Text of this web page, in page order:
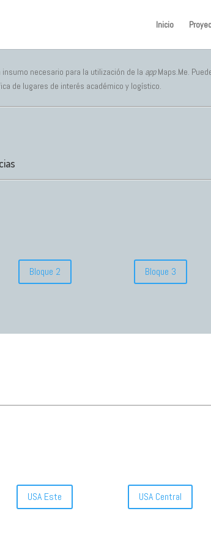
Inicio
necesario para la utilización de la appMaps.Me.
de lugares de interés académico y logístico.
Bloque 2 Bloque 3
USA Este USA Central